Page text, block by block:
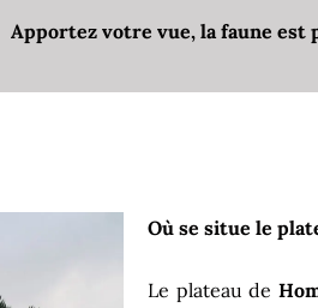
Apportez votre vue, la faune est
Où se situe le
Le plateau de